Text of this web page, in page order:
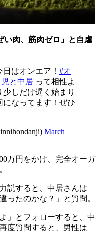
い肉、筋肉ゼロ」と自虐
はオンエア！ #オ
と中居 って相性よ
少しだけ遅く始まり
になってます！ぜひ
March
万円をかけ、完全オーガ
説すると、中居さんは
ったのかな？」と質問。
」とフォローすると、中
度質問すると、男性は